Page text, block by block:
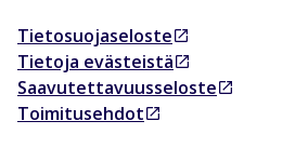
Tietosuojaseloste
Avautuu uudessa välilehdessä
Tietoja evästeistä
Avautuu uudessa välilehdessä
Saavutettavuusseloste
Avautuu uudessa välilehdessä
Toimitusehdot
Avautuu uudessa välilehdessä